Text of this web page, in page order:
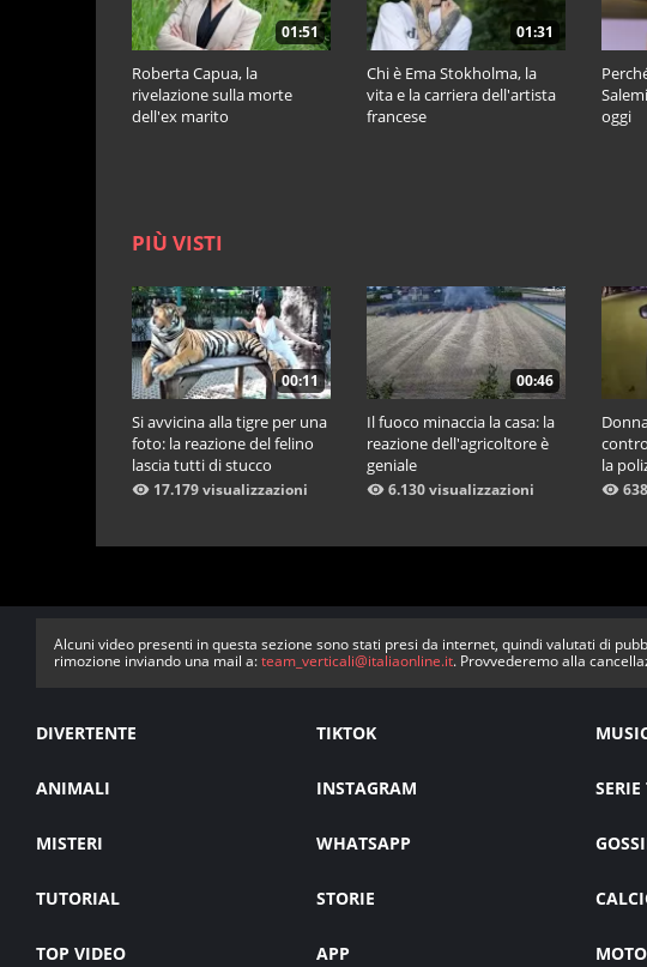
01:51
Roberta Capua, la
rivelazione sulla morte
dell'ex marito
01:31
Chi è Ema Stokholma, la
vita e la carriera dell'artista
francese
oggi
PIÙ VISTI
00:11
Si avvicina alla tigre per una
foto: la reazione del felino
lascia tutti di stucco
17.179 visualizzazioni
00:46
Il fuoco minaccia la casa: la
reazione dell'agricoltore è
geniale
6.130 visualizzazioni
la
Alcuni video presenti in questa sezione sono stati presi da internet, quindi valutati di
rimozione inviando una mail a:team_verticali@italiaonline.it. Provvederemo alla
DIVERTENTE TIKTOK
ANIMALI INSTAGRAM SERIE
MISTERI WHATSAPP
TUTORIAL STORIE
TOP VIDEO APP MOTO